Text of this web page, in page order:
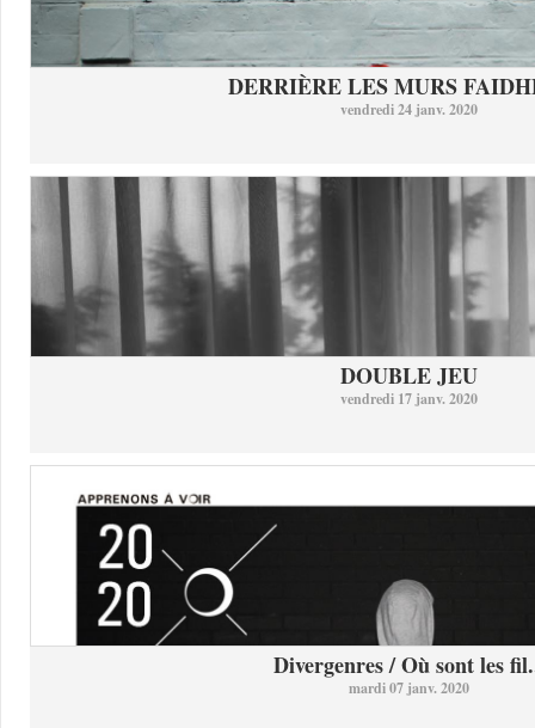
DERRIÈRE LES MURS
vendredi 24 janv. 2020
DOUBLE JEU
vendredi 17 janv. 2020
Divergenres / Où sont les
mardi 07 janv. 2020